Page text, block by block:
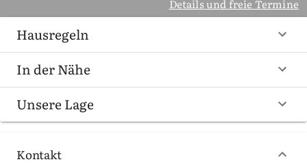
Details und freie Termine
Hausregeln
In der Nähe
Unsere Lage
Kontakt